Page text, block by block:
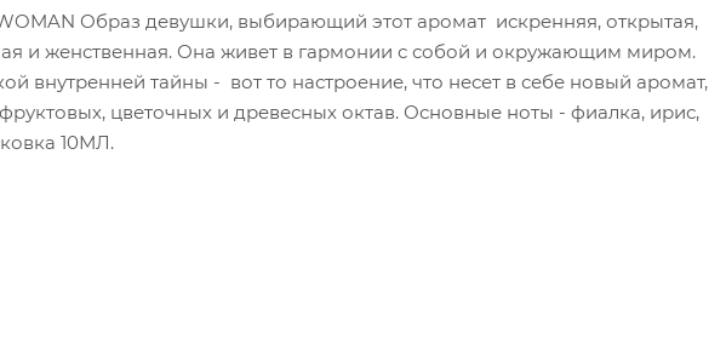
Образ девушки, выбирающий этот аромат искренняя, открытая,
и женственная. Она живет в гармонии с собой и окружающим миром.
внутренней тайны - вот то настроение, что несет в себе новый аромат,
цветочных и древесных октав. Основные ноты - фиалка, ирис,
10МЛ.